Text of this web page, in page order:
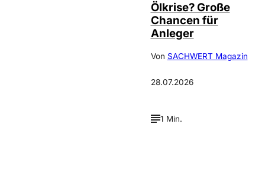
Ölkrise? Große
Chancen für
Anleger
Von SACHWERT Magazin
28.07.2026
1 Min.